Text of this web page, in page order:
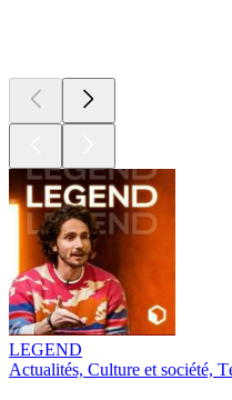
LEGEND
Actualités, Culture et société,